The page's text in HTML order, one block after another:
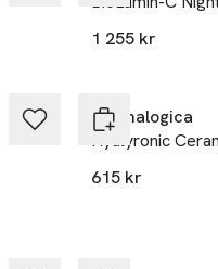
1 255 kr
Dermalogica
Hyalyronic
615 kr